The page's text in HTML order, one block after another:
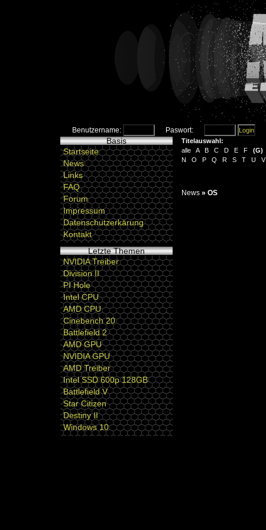
Benutzername: Paswort:
Basis
Startseite
News
Links
FAQ
Forum
Impressum
Datenschutzerkärung
Kontakt
Letzte Themen
NVIDIA Treiber
Division II
PI Hole
Intel CPU
AMD CPU
Cinebench 20
Battlefield 2
AMD GPU
NVIDIA GPU
AMD Treiber
Intel SSD 600p 128GB
Battlefield V
Star Citizen
Destiny II
Windows 10
Titelauswahl:
alle
A B C D E F (G)
N
O P Q R S T U V
News » OS